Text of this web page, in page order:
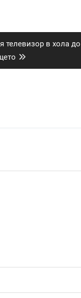
телевизор в хола до